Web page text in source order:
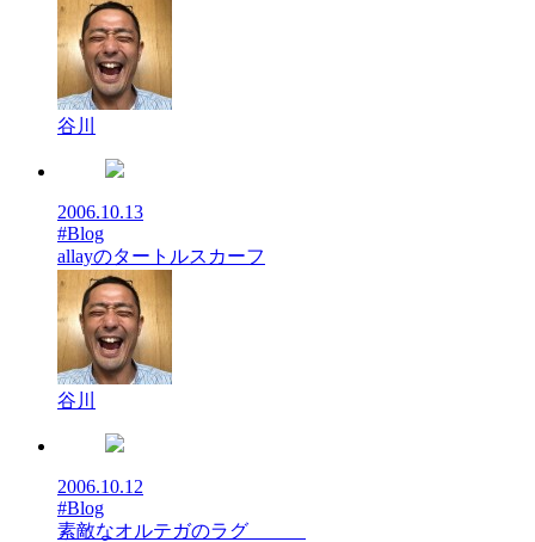
谷川
2006.10.13
#Blog
allayのタートルスカーフ
谷川
2006.10.12
#Blog
素敵なオルテガのラグ